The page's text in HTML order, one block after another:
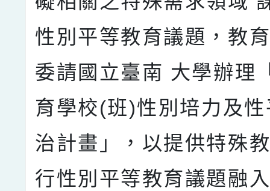
性別平等教育議題，教
委請國立臺南 大學辦理
育學校(班)性別培力及
治計畫」，以提供特殊
行性別平等教育議題融